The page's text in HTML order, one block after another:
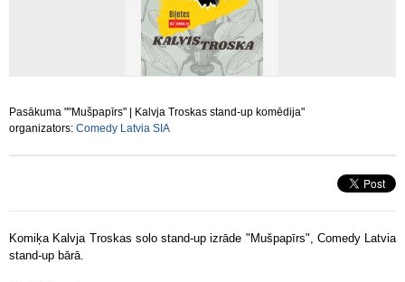
Pasākuma ""Mušpapīrs" | Kalvja Troskas stand-up komēdija"
organizators: Comedy Latvia SIA
Komiķa Kalvja Troskas solo stand-up izrāde "Mušpapīrs", Comedy Latvia
stand-up bārā.